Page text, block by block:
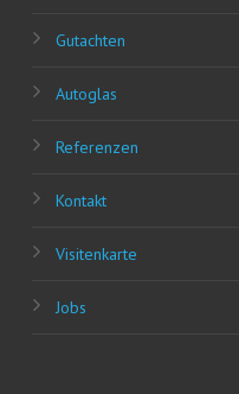
Gut­ach­ten
Auto­glas
Refe­ren­zen
Kon­takt
Visi­ten­kar­te
Jobs